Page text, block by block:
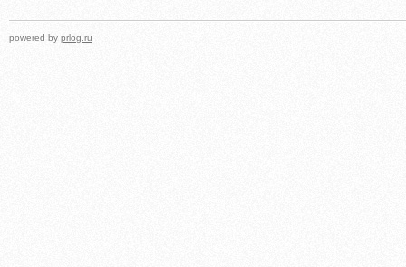
powered by prlog.ru